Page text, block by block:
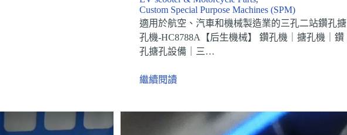
Custom Special Purpose Machines (SPM)
適用於航空、汽車和機械製造業的三孔二站鑽孔搪
孔機-HC8788A【后生機械】 鑽孔機｜搪孔機｜鑽
孔搪孔設備｜三…
繼續閱讀